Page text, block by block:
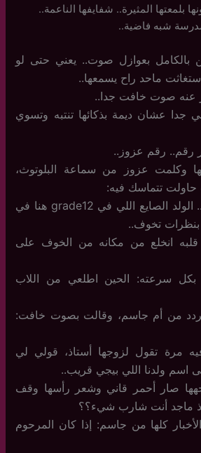
بلمعتها المثيرة.. شفايفها الناعمة..
شبه فاضية..
بالكامل بعوازل صوت.. يعني حتى لو
ماحد راح يسمعها..
عنه صوت خافت جدا..
عشان ديمة بذكائها تنتبه وتسوي
رقم.. رقم عزوز..
وكلمت عزوز من سماعة البلوتوث،
تتماسك فيه:
عزوز الحقني الحقني.. الولد الصايع اللي في grade12 هنا في
بنظرات تخوف..
انخلع من مكانه من الخوف على
سرعته: الحين اطلعي من اللاب
من أم جاسم، وقالت بصوت خافت:
مرة تقول لزوجها أستاذ، قولي لي
اسم ولدنا اللي بيجي قريب..
صار أحمر قاني وشعر رأسها وقف
ماجد أنت شارب شيء؟؟
كلها من جاسم: إذا كان المرحوم